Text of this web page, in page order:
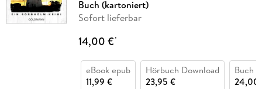
Buch (kartoniert)
Sofort lieferbar
14,00 €*
eBook epub
11,99 €
Hörbuch Download
23,95 €
Buch
24,00